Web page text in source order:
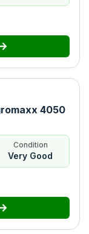
4050
Condition
Very Good